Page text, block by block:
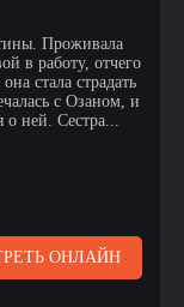
Проживала
в работу, отчего
стала страдать
с Озаном, и
о ней. Сестра...
ОНЛАЙН